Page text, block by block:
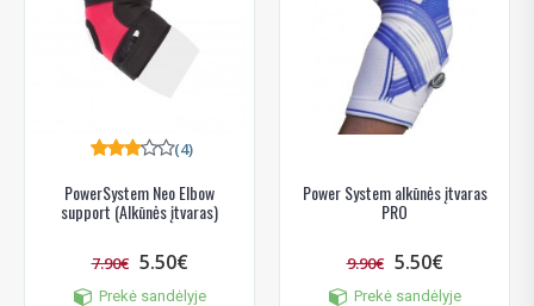
PowerSystem Neo Elbow
support (Alkūnės įtvaras)
(4)
7.90€ 5.50€
Prekė sandėlyje
Power System alkūnės įtvaras
PRO
9.90€ 5.50€
Prekė sandėlyje